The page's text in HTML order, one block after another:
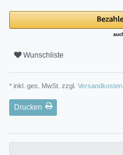
Wunschliste
* inkl. ges. MwSt. zzgl. Versandkosten
Drucken